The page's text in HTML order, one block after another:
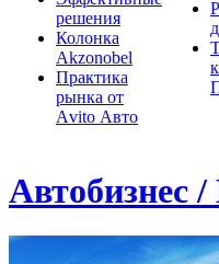
решения
Колонка
Akzonobel
Практика
рынка от
Аvito Авто
Автобизнес